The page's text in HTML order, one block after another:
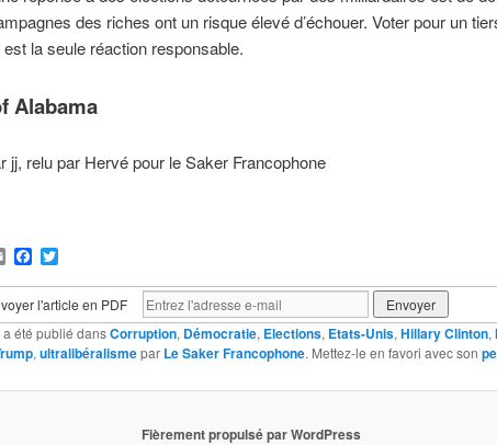
des riches ont un risque élevé d’échouer. Voter pour un
est la seule réaction responsable.
Alabama
jj, relu par Hervé pour le Saker Francophone
EmailFacebook
Twitter
l'article en PDF
été publié dansCorruption, Démocratie, Elections, Etats-Unis, Hillary Clinton,
, ultralibéralismepar Le Saker Francophone. Mettez-le en favori avec son
Fièrement propulsé par WordPress